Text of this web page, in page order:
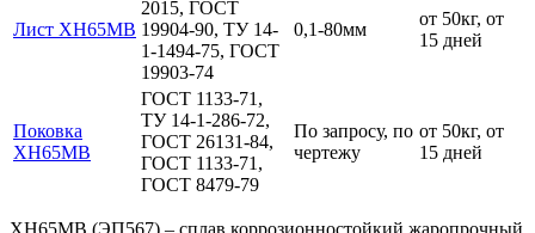
Лист ХН65МВ
2015, ГОСТ
19904-90, ТУ 14-
1-1494-75, ГОСТ
19903-74
0,1-80мм
от 50кг, от
15 дней
Поковка
ХН65МВ
ГОСТ 1133-71,
ТУ 14-1-286-72,
ГОСТ 26131-84,
ГОСТ 1133-71,
ГОСТ 8479-79
По запросу, по
чертежу
от 50кг, от
15 дней
ХН65МВ (ЭП567) – сплав коррозионностойкий жаропрочный